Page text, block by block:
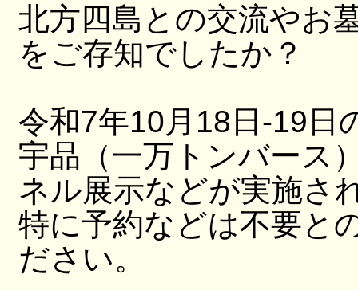
北方四島との交流やお
をご存知でしたか？
令和7年10月18日-19日
宇品（一万トンバース
ネル展示などが実施さ
特に予約などは不要と
ださい。